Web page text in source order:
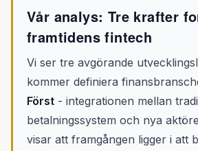
Vår analys: Tre krafter
framtidens fintech
Vi ser tre avgörande
kommer definiera
Först - integrationen mellan
betalningssystem och nya
visar att framgången ligger i att